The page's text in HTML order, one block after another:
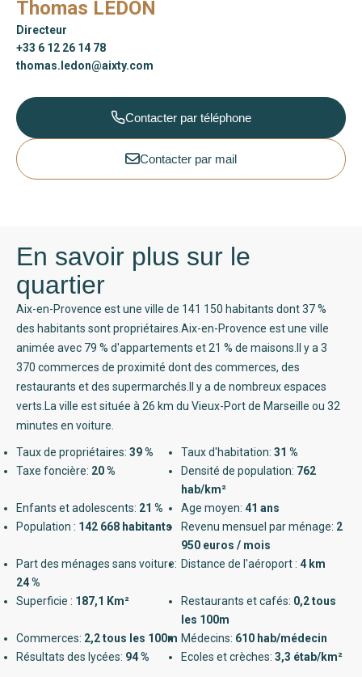
Thomas LEDON
Directeur
+33 6 12 26 14 78
thomas.ledon@aixty.com
Contacter par téléphone
Contacter par mail
En savoir plus sur le
quartier
Aix-en-Provence est une ville de 141 150 habitants dont 37 %
des habitants sont propriétaires.Aix-en-Provence est une ville
animée avec 79 % d'appartements et 21 % de maisons.Il y a 3
370 commerces de proximité dont des commerces, des
restaurants et des supermarchés.Il y a de nombreux espaces
verts.La ville est située à 26 km du Vieux-Port de Marseille ou 32
minutes en voiture.
Taux de propriétaires: 39 % Taux d'habitation: 31 %
Taxe foncière: 20 % Densité de population: 762
hab/km²
Enfants et adolescents: 21 % Age moyen: 41 ans
Population : 142 668 habitants Revenu mensuel par ménage: 2
950 euros / mois
Part des ménages sans voiture:
24 %
Distance de l'aéroport : 4 km
Superficie : 187,1 Km² Restaurants et cafés: 0,2 tous
les 100m
Commerces: 2,2 tous les 100m Médecins: 610 hab/médecin
Résultats des lycées: 94 % Ecoles et crèches: 3,3 étab/km²